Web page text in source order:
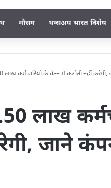
मौसम थम्‍सअप भारत विशेष
कर्मचारियों के वेतन में कटौती नहीं करेगी,
लाख
जाने